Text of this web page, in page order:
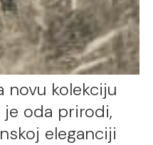
novu kolekciju
oda prirodi,
eleganciji